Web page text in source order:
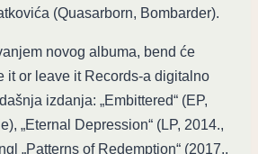
(Quasarborn, Bombarder).
novog albuma, bend će
it or leave it Records-a digitalno
izdanja: „Embittered“ (EP,
„Eternal Depression“ (LP, 2014.,
„Patterns of Redemption“ (2017.,